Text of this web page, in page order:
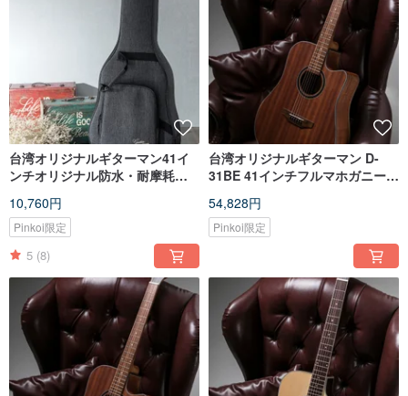
台湾オリジナルギターマン41イ
ンチオリジナル防水・耐摩耗性
ソフトボックス/厚手ピアノバッ
グ
10,760円
Pinkoi限定
5 (8)
台湾オリジナルギターマン D-
31BE 41インチフルマホガニーベ
レルベークライト
54,828円
Pinkoi限定